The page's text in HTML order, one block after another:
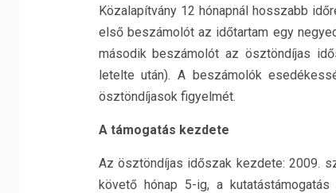
Közalapítvány 12 hónapnál hosszabb
első beszámolót az időtartam egy
második beszámolót az ösztöndíjas
letelte után). A beszámolók
ösztöndíjasok figyelmét.
A támogatás kezdete
Az ösztöndíjas időszak kezdete: 2009.
követő hónap 5-ig, a